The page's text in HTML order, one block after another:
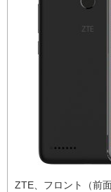
ZTE、フロント（前